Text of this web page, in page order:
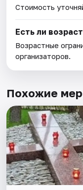
Стоимость
Есть ли
Возрастные
организаторов.
Похожие